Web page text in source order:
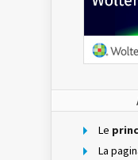
Le
La